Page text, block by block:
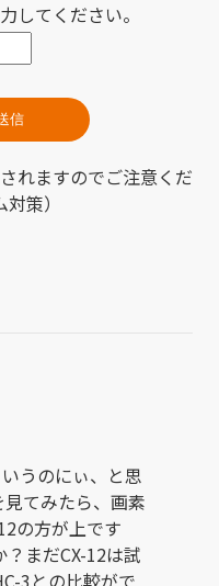
してください。
れますのでご注意くだ
策）
うのにぃ、と思
てみたら、画素
の方が上です
まだCX-12は試